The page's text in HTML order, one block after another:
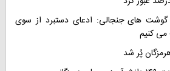
گوشت های جنجالی: ادعای دستبرد از سوی
کنیم